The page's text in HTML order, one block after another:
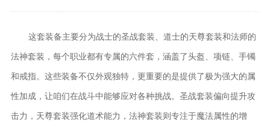
这套装备主要分为战士的圣战套装、道士的天尊套装和法师的
法神套装，每个职业都有专属的六件套，涵盖了头盔、项链、手镯
和戒指。这些装备不仅外观独特，更重要的是提供了极为强大的属
性加成，让咱们在战斗中能够应对各种挑战。圣战套装偏向提升攻
击力，天尊套装强化道术能力，法神套装则专注于魔法属性的增